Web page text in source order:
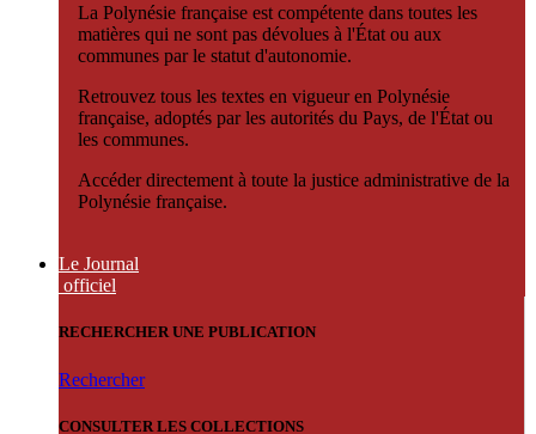
La Polynésie française est compétente dans toutes les
matières qui ne sont pas dévolues à l'État ou aux
communes par le statut d'autonomie.
Retrouvez tous les textes en vigueur en Polynésie
française, adoptés par les autorités du Pays, de l'État ou
les communes.
Accéder directement à toute la justice administrative de la
Polynésie française.
Le Journal
officiel
RECHERCHER UNE PUBLICATION
Rechercher
CONSULTER LES COLLECTIONS